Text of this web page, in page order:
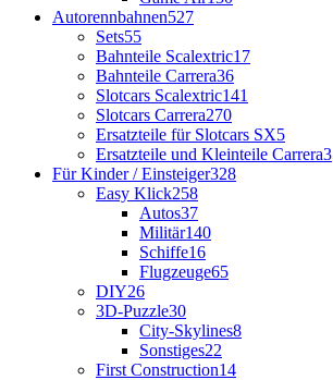
Autorennbahnen527
Sets55
Bahnteile Scalextric17
Bahnteile Carrera36
Slotcars Scalextric141
Slotcars Carrera270
Ersatzteile für Slotcars SX5
Ersatzteile und Kleinteile Carrera3
Für Kinder / Einsteiger328
Easy Klick258
Autos37
Militär140
Schiffe16
Flugzeuge65
DIY26
3D-Puzzle30
City-Skylines8
Sonstiges22
First Construction14